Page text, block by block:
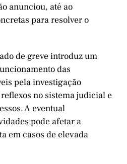
anunciou, até ao
para resolver o
de greve introduz um
das
pela investigação
no sistema judicial e
A eventual
pode afetar a
em casos de elevada